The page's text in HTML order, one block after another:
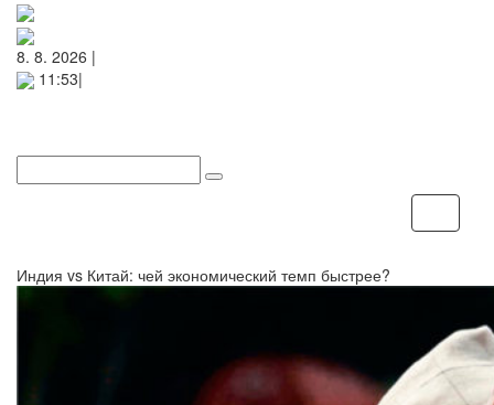
8. 8. 2026 |
11:53|
Индия vs Китай: чей экономический темп быстрее?